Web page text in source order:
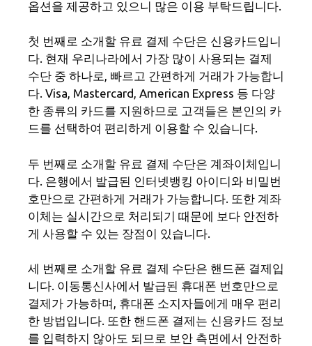
옵션을 제공하고 있으니 많은 이용 부탁드립니다.
첫 번째로 소개할 유료 결제 수단은 신용카드입니
다. 현재 우리나라에서 가장 많이 사용되는 결제
수단 중 하나로, 빠르고 간편하게 거래가 가능합니
다. Visa, Mastercard, American Express 등 다양
한 종류의 카드를 지원하므로 고객들은 본인의 카
드를 선택하여 편리하게 이용할 수 있습니다.
두 번째로 소개할 유료 결제 수단은 계좌이체입니
다. 은행에서 발급된 인터넷뱅킹 아이디와 비밀번
호만으로 간편하게 거래가 가능합니다. 또한 계좌
이체는 실시간으로 처리되기 때문에 보다 안전하
게 사용할 수 있는 장점이 있습니다.
세 번째로 소개할 유료 결제 수단은 핸드폰 결제입
니다. 이동통신사에서 발급된 휴대폰 번호만으로
결제가 가능하며, 휴대폰 소지자들에게 매우 편리
한 방법입니다. 또한 핸드폰 결제는 신용카드 정보
를 입력하지 않아도 되므로 보안 측면에서 안전하